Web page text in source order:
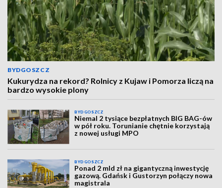
BYDGOSZCZ
Kukurydza na rekord? Rolnicy z Kujaw i Pomorza liczą na
bardzo wysokie plony
BYDGOSZCZ
Niemal 2 tysiące bezpłatnych BIG BAG-ów
w pół roku. Torunianie chętnie korzystają
z nowej usługi MPO
BYDGOSZCZ
Ponad 2 mld zł na gigantyczną inwestycję
gazową. Gdańsk i Gustorzyn połączy nowa
magistrala